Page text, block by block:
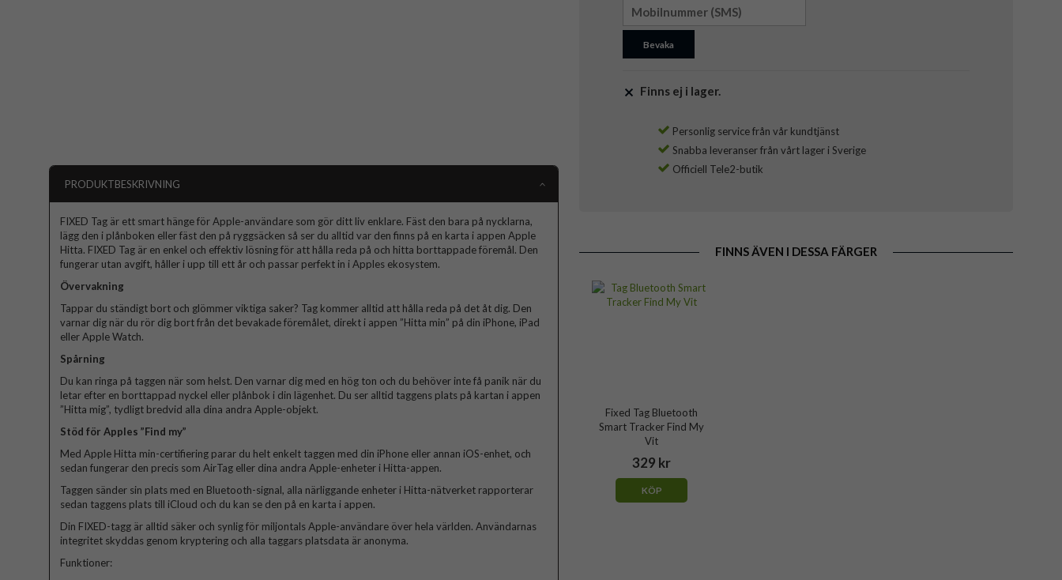
Bevaka
Finns ej i lager.
Personlig service från vår kundtjänst
Snabba leveranser från vårt lager i Sverige
Officiell Tele2-butik
FINNS ÄVEN I DESSA FÄRGER
Fixed Tag Bluetooth
Smart Tracker Find My
Vit
329 kr
KÖP
PRODUKTBESKRIVNING
FIXED Tag är ett smart hänge för Apple-användare som gör ditt liv enklare. Fäst den bara på nycklarna,
lägg den i plånboken eller fäst den på ryggsäcken så ser du alltid var den finns på en karta i appen Apple
Hitta. FIXED Tag är en enkel och effektiv lösning för att hålla reda på och hitta borttappade föremål. Den
fungerar utan avgift, håller i upp till ett år och passar perfekt in i Apples ekosystem.
Övervakning
Tappar du ständigt bort och glömmer viktiga saker? Tag kommer alltid att hålla reda på det åt dig. Den
varnar dig när du rör dig bort från det bevakade föremålet, direkt i appen ”Hitta min” på din iPhone, iPad
eller Apple Watch.
Spårning
Du kan ringa på taggen när som helst. Den varnar dig med en hög ton och du behöver inte få panik när du
letar efter en borttappad nyckel eller plånbok i din lägenhet. Du ser alltid taggens plats på kartan i appen
”Hitta mig”, tydligt bredvid alla dina andra Apple-objekt.
Stöd för Apples ”Find my”
Med Apple Hitta min-certifiering parar du helt enkelt taggen med din iPhone eller annan iOS-enhet, och
sedan fungerar den precis som AirTag eller dina andra Apple-enheter i Hitta-appen.
Taggen sänder sin plats med en Bluetooth-signal, alla närliggande enheter i Hitta-nätverket rapporterar
sedan taggens plats till iCloud och du kan se den på en karta i appen.
Din FIXED-tagg är alltid säker och synlig för miljontals Apple-användare över hela världen. Användarnas
integritet skyddas genom kryptering och alla taggars platsdata är anonyma.
Funktioner: